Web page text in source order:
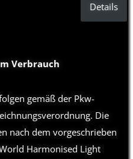
Details
Verbrauch
gemäß der Pkw-
Die
nach dem vorgeschrieben
Harmonised Light